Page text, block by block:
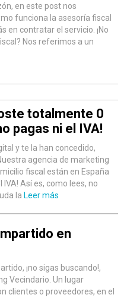
en este post nos
funciona la asesoría fiscal
en contratar el servicio. ¡No
Nos referimos a un
totalmente 0
pagas ni el IVA!
y te la han concedido,
agencia de marketing
fiscal están en España
Así es, como lees, no
la Leer más
en
¡no sigas buscando!,
Vecindario. Un lugar
clientes o proveedores, en el